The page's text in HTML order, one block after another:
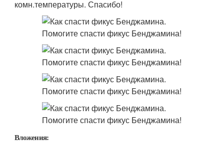
комн.температуры. Спасибо!
Вложения: